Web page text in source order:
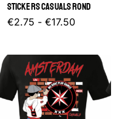
STICKERS CASUALS ROND
€2.75 - €17.50Prijsklasse:
Dit
heeft
variaties.